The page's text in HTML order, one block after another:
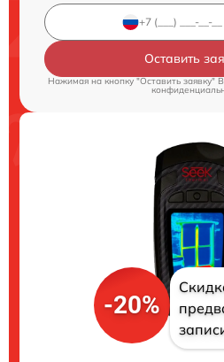
Оставить
Нажимая на кнопку "Оставить заявку"
-20%